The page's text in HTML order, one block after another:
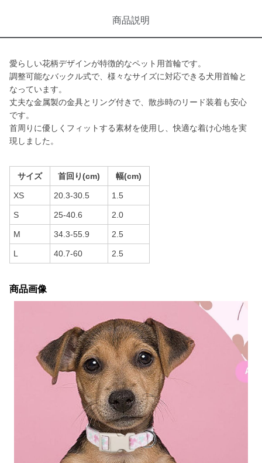
商品説明
愛らしい花柄デザインが特徴的なペット用首輪です。
調整可能なバックル式で、様々なサイズに対応できる犬用首輪と
なっています。
丈夫な金属製の金具とリング付きで、散歩時のリード装着も安心
です。
首周りに優しくフィットする素材を使用し、快適な着け心地を実
現しました。
サイズ 首回り(cm) 幅(cm)
XS 20.3-30.5 1.5
S 25-40.6 2.0
M 34.3-55.9 2.5
L 40.7-60 2.5
商品画像